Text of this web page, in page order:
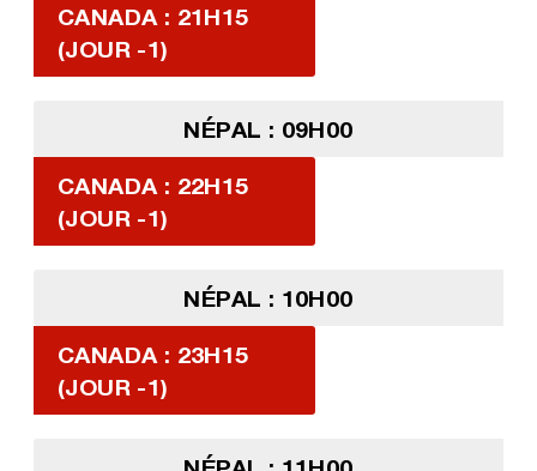
CANADA : 21H15
(JOUR -1)
NÉPAL : 09H00
CANADA : 22H15
(JOUR -1)
NÉPAL : 10H00
CANADA : 23H15
(JOUR -1)